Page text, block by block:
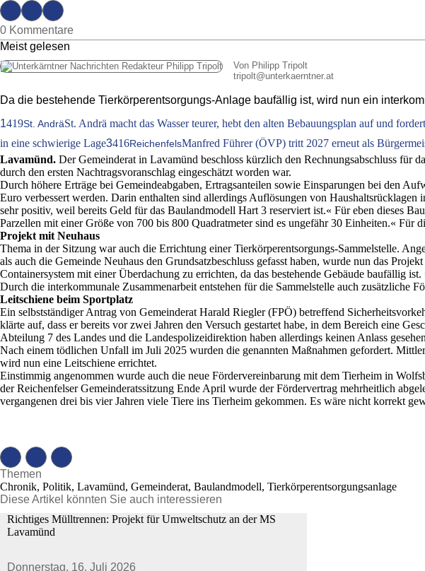
0 Kommentare
Meist gelesen
Von Philipp Tripolt
tripolt@unterkaerntner.at
Da die bestehende Tierkörperentsorgungs-Anlage baufällig ist, wird nun ein
1419St. AndräSt. Andrä macht das Wasser teurer, hebt den alten Bebauungsplan auf und
in eine schwierige Lage3416ReichenfelsManfred Führer (ÖVP) tritt 2027 erneut als
Lavamünd. Der Gemeinderat in Lavamünd beschloss kürzlich den Rechnungsabschluss für
durch den ersten Nachtragsvoranschlag eingeschätzt worden war.
Durch höhere Erträge bei Gemeindeabgaben, Ertragsanteilen sowie Einsparungen bei den
Euro verbessert werden. Darin enthalten sind allerdings Auflösungen von
sehr positiv, weil bereits Geld für das Baulandmodell Hart 3 reserviert ist.« Für eben dieses
Parzellen mit einer Größe von 700 bis 800 Quadratmeter sind es ungefähr 30 Einheiten.« Für
Projekt mit Neuhaus
Thema in der Sitzung war auch die Errichtung einer Tierkörperentsorgungs-Sammelstelle.
als auch die Gemeinde Neuhaus den Grundsatzbeschluss gefasst haben, wurde nun das
Containersystem mit einer Überdachung zu errichten, da das bestehende Gebäude baufällig
Durch die interkommunale Zusammenarbeit entstehen für die Sammelstelle auch zusätzliche
Leitschiene beim Sportplatz
Ein selbstständiger Antrag von Gemeinderat Harald Riegler (FPÖ) betreffend
klärte auf, dass er bereits vor zwei Jahren den Versuch gestartet habe, in dem Bereich eine
Abteilung 7 des Landes und die Landespolizeidirektion haben allerdings keinen Anlass
Nach einem tödlichen Unfall im Juli 2025 wurden die genannten Maßnahmen gefordert.
wird nun eine Leitschiene errichtet.
Einstimmig angenommen wurde auch die neue Fördervereinbarung mit dem Tierheim in
der Reichenfelser Gemeinderatssitzung Ende April wurde der Fördervertrag mehrheitlich
vergangenen drei bis vier Jahren viele Tiere ins Tierheim gekommen. Es wäre nicht korrekt
Themen
Chronik, Politik, Lavamünd, Gemeinderat, Baulandmodell, Tierkörperentsorgungsanlage
Diese Artikel könnten Sie auch interessieren
Richtiges Mülltrennen: Projekt für Umweltschutz an der MS
Lavamünd
Donnerstag, 16. Juli 2026